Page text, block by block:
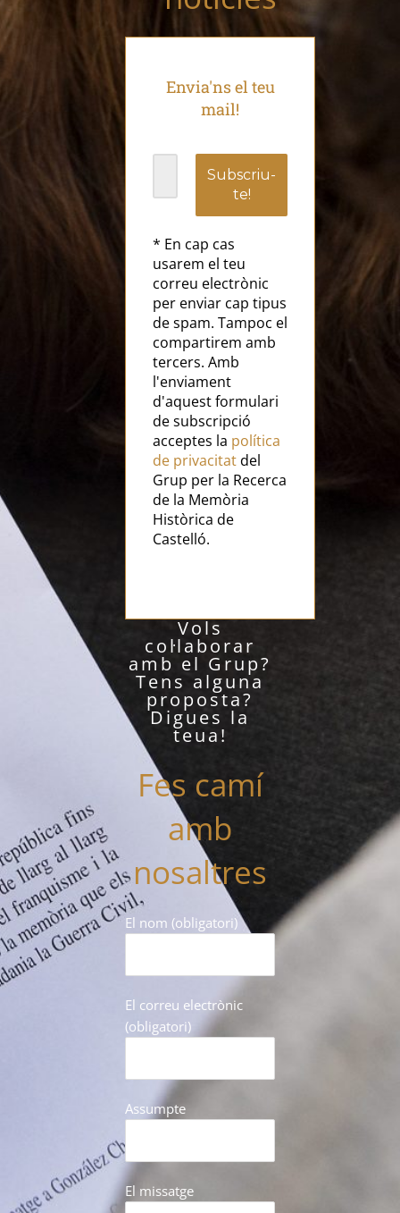
Envia'ns el teu
mail!
* En cap cas
usarem el teu
correu electrònic
per enviar cap tipus
de spam. Tampoc el
compartirem amb
tercers. Amb
l'enviament
d'aquest formulari
de subscripció
acceptes la política
de privacitatdel
Grup per la Recerca
de la Memòria
Històrica de
Castelló.
Vols
col·laborar
amb el Grup?
Tens alguna
proposta?
Digues la
teua!
Fes camí
amb
nosaltres
El nom (obligatori)
El correu electrònic
(obligatori)
Assumpte
El missatge